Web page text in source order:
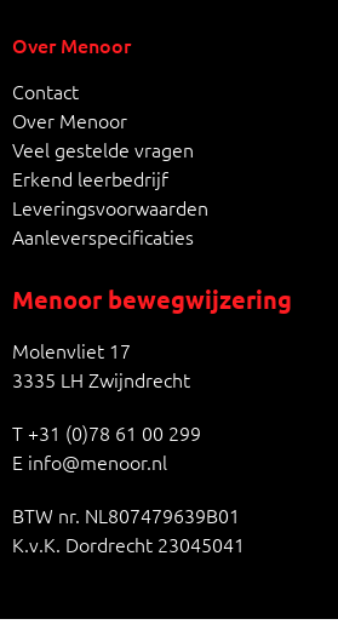
Over Menoor
Contact
Over Menoor
Veel gestelde vragen
Erkend leerbedrijf
Leveringsvoorwaarden
Aanleverspecificaties
Menoor bewegwijzering
Molenvliet 17
3335 LH Zwijndrecht
T+31 (0)78 61 00 299
E info@menoor.nl
BTW nr. NL807479639B01
K.v.K. Dordrecht 23045041